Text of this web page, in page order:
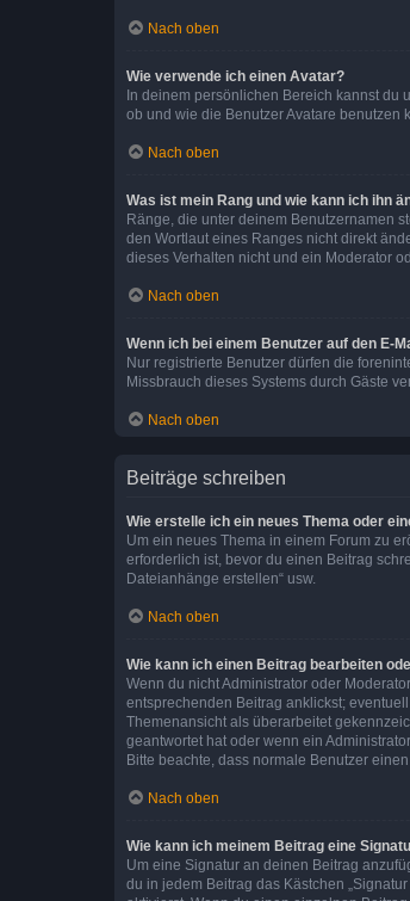
Nach oben
Wie verwende ich einen Avatar?
In deinem persönlichen Bereich kannst du
ob und wie die Benutzer Avatare benutzen
Nach oben
Was ist mein Rang und wie kann ich ihn
Ränge, die unter deinem Benutzernamen
den Wortlaut eines Ranges nicht direkt
dieses Verhalten nicht und ein Moderator
Nach oben
Wenn ich bei einem Benutzer auf den E-
Nur registrierte Benutzer dürfen die
Missbrauch dieses Systems durch Gäste
Nach oben
Beiträge schreiben
Wie erstelle ich ein neues Thema oder
Um ein neues Thema in einem Forum zu
erforderlich ist, bevor du einen Beitrag
Dateianhänge erstellen“ usw.
Nach oben
Wie kann ich einen Beitrag bearbeiten
Wenn du nicht Administrator oder
entsprechenden Beitrag anklickst;
Themenansicht als überarbeitet
geantwortet hat oder wenn ein
Bitte beachte, dass normale Benutzer
Nach oben
Wie kann ich meinem Beitrag eine
Um eine Signatur an deinen Beitrag
du in jedem Beitrag das Kästchen